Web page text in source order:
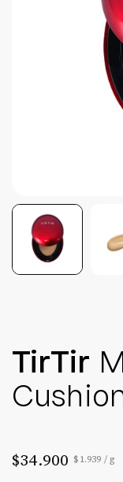
Protector
Parche
Rastrear mi
Parches
Parches
TirTir
$34.900 Precio por
$1.939 /por
g